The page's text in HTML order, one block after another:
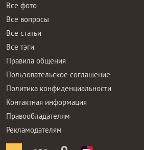
Все фото
Все вопросы
Все статьи
Все тэги
Правила общения
Пользовательское соглашение
Политика конфиденциальности
Контактная информация
Правообладателям
Рекламодателям